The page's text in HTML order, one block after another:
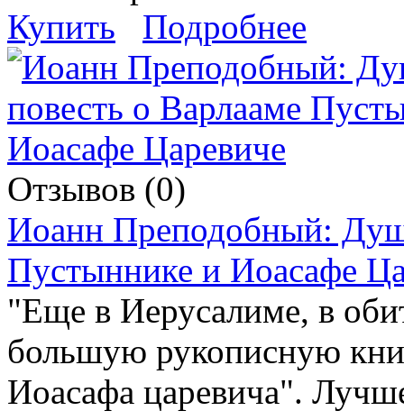
Купить
Подробнее
Отзывов (0)
Иоанн Преподобный:
Пустыннике и Иоасафе
"Еще в Иерусалиме, в
большую рукописную
Иоасафа царевича".